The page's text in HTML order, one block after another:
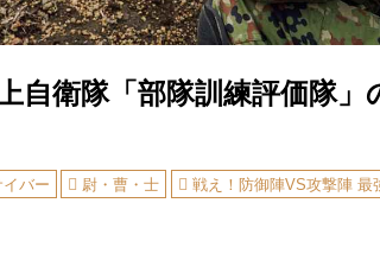
自衛隊「部隊訓練評価隊」
バー 尉・曹・士
戦え！防御陣VS攻撃陣 最